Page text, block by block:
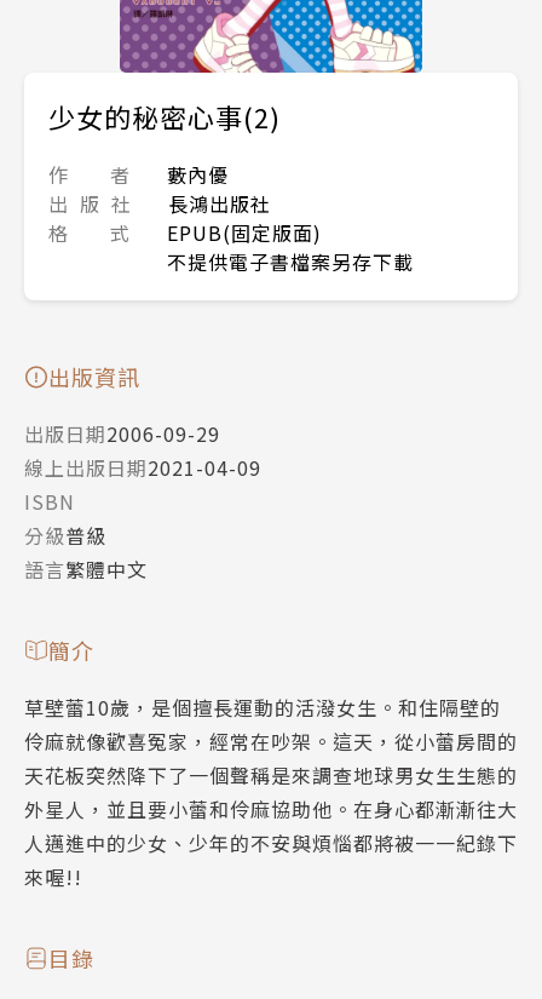
少女的秘密心事(2)
作 者
藪內優
出 版 社
長鴻出版社
格 式
EPUB(固定版面)
不提供電子書檔案另存下載
出版資訊
出版日期2006-09-29
線上出版日期2021-04-09
ISBN
分級普級
語言繁體中文
簡介
草壁蕾10歲，是個擅長運動的活潑女生。和住隔壁的
伶麻就像歡喜冤家，經常在吵架。這天，從小蕾房間的
天花板突然降下了一個聲稱是來調查地球男女生生態的
外星人，並且要小蕾和伶麻協助他。在身心都漸漸往大
人邁進中的少女、少年的不安與煩惱都將被一一紀錄下
來喔!!
目錄